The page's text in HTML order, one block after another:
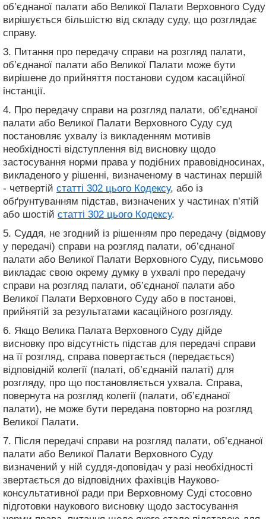
об’єднаної палати або Великої Палати Верховного Суду
вирішується більшістю від складу суду, що розглядає
справу.
3. Питання про передачу справи на розгляд палати,
об’єднаної палати або Великої Палати може бути
вирішене до прийняття постанови судом касаційної
інстанції.
4. Про передачу справи на розгляд палати, об’єднаної
палати або Великої Палати Верховного Суду суд
постановляє ухвалу із викладенням мотивів
необхідності відступлення від висновку щодо
застосування норми права у подібних правовідносинах,
викладеного у рішенні, визначеному в частинах першій
- четвертій статті 302 цього Кодексу, або із
обґрунтуванням підстав, визначених у частинах п’ятій
або шостій статті 302 цього Кодексу.
5. Суддя, не згодний із рішенням про передачу (відмову
у передачі) справи на розгляд палати, об’єднаної
палати або Великої Палати Верховного Суду, письмово
викладає свою окрему думку в ухвалі про передачу
справи на розгляд палати, об’єднаної палати або
Великої Палати Верховного Суду або в постанові,
прийнятій за результатами касаційного розгляду.
6. Якщо Велика Палата Верховного Суду дійде
висновку про відсутність підстав для передачі справи
на її розгляд, справа повертається (передається)
відповідній колегії (палаті, об’єднаній палаті) для
розгляду, про що постановляється ухвала. Справа,
повернута на розгляд колегії (палати, об’єднаної
палати), не може бути передана повторно на розгляд
Великої Палати.
7. Після передачі справи на розгляд палати, об’єднаної
палати або Великої Палати Верховного Суду
визначений у ній суддя-доповідач у разі необхідності
звертається до відповідних фахівців Науково-
консультативної ради при Верховному Суді стосовно
підготовки наукового висновку щодо застосування